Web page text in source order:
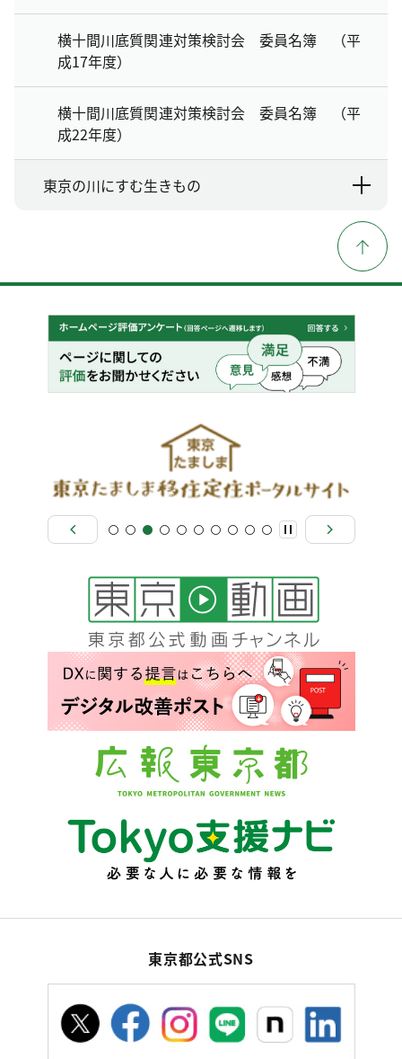
横十間川底質関連対策検討会 委員名簿 （平
成17年度）
横十間川底質関連対策検討会 委員名簿 （平
成22年度）
東京の川にすむ生きもの
東京都公式SNS